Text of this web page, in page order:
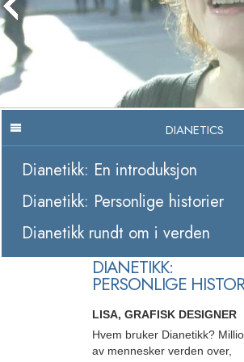
DIANETICS
Dianetikk: En introduksjon
Dianetikk: Personlige historier
Dianetikk rundt om i verden
DIANETIKK:
PERSONLIGE
LISA, GRAFISK DESIGNER
Hvem bruker Dianetikk?
av mennesker verden over,